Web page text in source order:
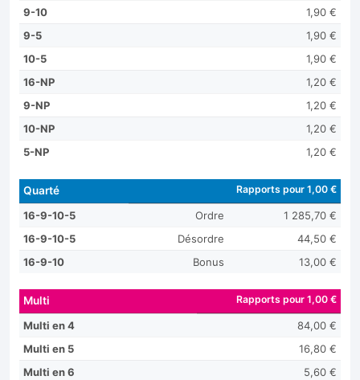
9-10
1,90 €
9-5
1,90 €
10-5
1,90 €
16-NP
1,20 €
9-NP
1,20 €
10-NP
1,20 €
5-NP
1,20 €
Quarté Rapports pour 1,00 €
16-9-10-5 Ordre
1 285,70 €
16-9-10-5
Désordre
44,50 €
16-9-10
Bonus 13,00 €
Multi Rapports pour 1,00 €
Multi en 4
84,00 €
Multi en 5
16,80 €
Multi en 6
5,60 €